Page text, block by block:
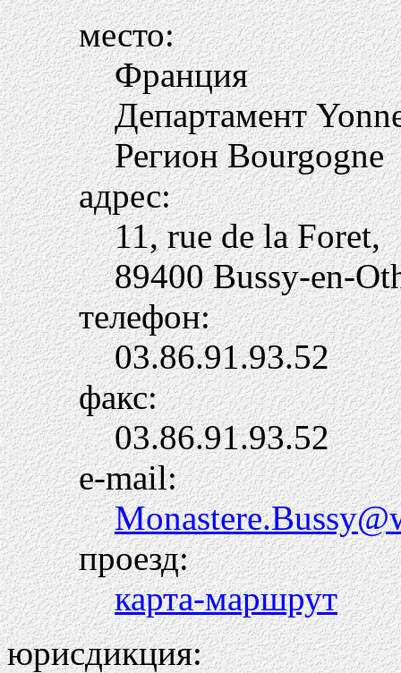
место:
Франция
Департамент
Регион Bourgogne
адрес:
11, rue de la Foret,
89400 Bussy-en-
телефон:
03.86.91.93.52
факс:
03.86.91.93.52
e-mail:
проезд:
карта-маршрут
юрисдикция: